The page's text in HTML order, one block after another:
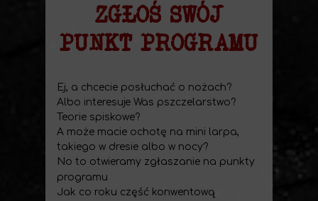
ZGŁOŚ SWÓJ
PUNKT PROGRAMU
Ej, a chcecie posłuchać o nożach?
Albo interesuje Was pszczelarstwo?
Teorie spiskowe?
A może macie ochotę na mini larpa,
takiego w dresie albo w nocy?
No to otwieramy zgłaszanie na punkty
programu
Jak co roku część konwentową